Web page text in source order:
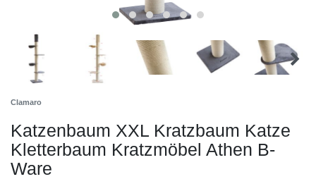
Clamaro
Katzenbaum XXL Kratzbaum Katze
Kletterbaum Kratzmöbel Athen B-
Ware